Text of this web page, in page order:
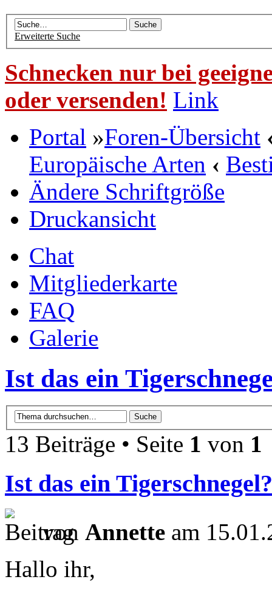
Erweiterte Suche
Schnecken nur bei
oder versenden! Link
Portal »Foren-Übersicht
Europäische Arten ‹
Ändere Schriftgröße
Druckansicht
Chat
Mitgliederkarte
FAQ
Galerie
Ist das ein
13 Beiträge • Seite 1 von 1
Ist das ein Tigerschnegel?
von Annette am
Hallo ihr,